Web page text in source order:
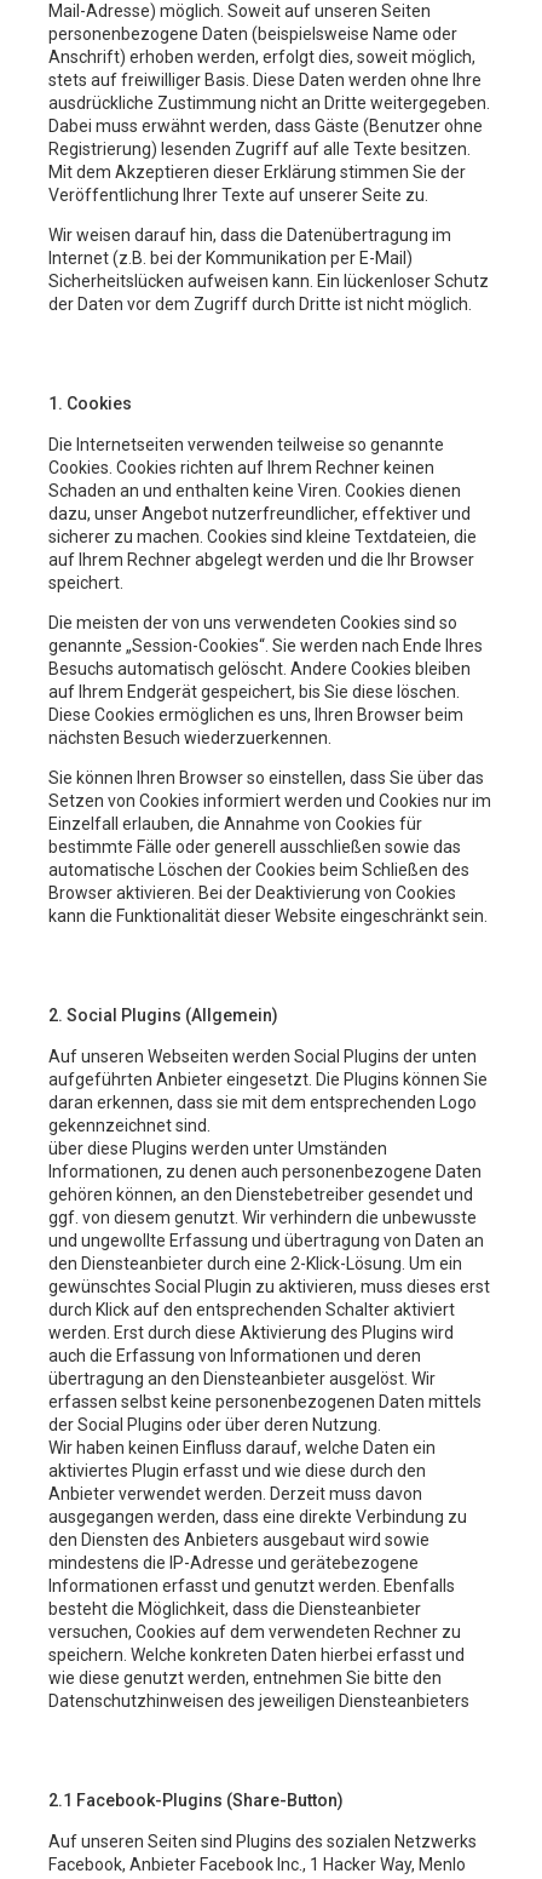
Mail-Adresse) möglich. Soweit auf unseren Seiten
personenbezogene Daten (beispielsweise Name oder
Anschrift) erhoben werden, erfolgt dies, soweit möglich,
stets auf freiwilliger Basis. Diese Daten werden ohne Ihre
ausdrückliche Zustimmung nicht an Dritte weitergegeben.
Dabei muss erwähnt werden, dass Gäste (Benutzer ohne
Registrierung) lesenden Zugriff auf alle Texte besitzen.
Mit dem Akzeptieren dieser Erklärung stimmen Sie der
Veröffentlichung Ihrer Texte auf unserer Seite zu.
Wir weisen darauf hin, dass die Datenübertragung im
Internet (z.B. bei der Kommunikation per E-Mail)
Sicherheitslücken aufweisen kann. Ein lückenloser Schutz
der Daten vor dem Zugriff durch Dritte ist nicht möglich.
1. Cookies
Die Internetseiten verwenden teilweise so genannte
Cookies. Cookies richten auf Ihrem Rechner keinen
Schaden an und enthalten keine Viren. Cookies dienen
dazu, unser Angebot nutzerfreundlicher, effektiver und
sicherer zu machen. Cookies sind kleine Textdateien, die
auf Ihrem Rechner abgelegt werden und die Ihr Browser
speichert.
Die meisten der von uns verwendeten Cookies sind so
genannte „Session-Cookies“. Sie werden nach Ende Ihres
Besuchs automatisch gelöscht. Andere Cookies bleiben
auf Ihrem Endgerät gespeichert, bis Sie diese löschen.
Diese Cookies ermöglichen es uns, Ihren Browser beim
nächsten Besuch wiederzuerkennen.
Sie können Ihren Browser so einstellen, dass Sie über das
Setzen von Cookies informiert werden und Cookies nur im
Einzelfall erlauben, die Annahme von Cookies für
bestimmte Fälle oder generell ausschließen sowie das
automatische Löschen der Cookies beim Schließen des
Browser aktivieren. Bei der Deaktivierung von Cookies
kann die Funktionalität dieser Website eingeschränkt sein.
2. Social Plugins (Allgemein)
Auf unseren Webseiten werden Social Plugins der unten
aufgeführten Anbieter eingesetzt. Die Plugins können Sie
daran erkennen, dass sie mit dem entsprechenden Logo
gekennzeichnet sind.
über diese Plugins werden unter Umständen
Informationen, zu denen auch personenbezogene Daten
gehören können, an den Dienstebetreiber gesendet und
ggf. von diesem genutzt. Wir verhindern die unbewusste
und ungewollte Erfassung und übertragung von Daten an
den Diensteanbieter durch eine 2-Klick-Lösung. Um ein
gewünschtes Social Plugin zu aktivieren, muss dieses erst
durch Klick auf den entsprechenden Schalter aktiviert
werden. Erst durch diese Aktivierung des Plugins wird
auch die Erfassung von Informationen und deren
übertragung an den Diensteanbieter ausgelöst. Wir
erfassen selbst keine personenbezogenen Daten mittels
der Social Plugins oder über deren Nutzung.
Wir haben keinen Einfluss darauf, welche Daten ein
aktiviertes Plugin erfasst und wie diese durch den
Anbieter verwendet werden. Derzeit muss davon
ausgegangen werden, dass eine direkte Verbindung zu
den Diensten des Anbieters ausgebaut wird sowie
mindestens die IP-Adresse und gerätebezogene
Informationen erfasst und genutzt werden. Ebenfalls
besteht die Möglichkeit, dass die Diensteanbieter
versuchen, Cookies auf dem verwendeten Rechner zu
speichern. Welche konkreten Daten hierbei erfasst und
wie diese genutzt werden, entnehmen Sie bitte den
Datenschutzhinweisen des jeweiligen Diensteanbieters
2.1 Facebook-Plugins (Share-Button)
Auf unseren Seiten sind Plugins des sozialen Netzwerks
Facebook, Anbieter Facebook Inc., 1 Hacker Way, Menlo